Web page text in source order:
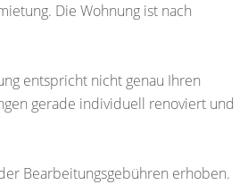
Die Wohnung ist nach
entspricht nicht genau Ihren
gerade individuell renoviert und
Bearbeitungsgebühren erhoben.